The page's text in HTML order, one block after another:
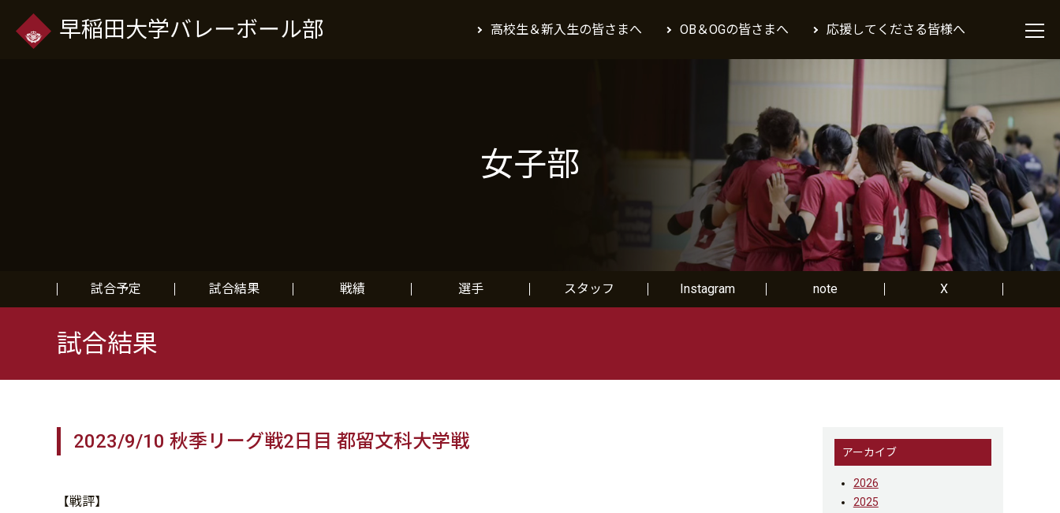
早稲田大学バレーボール部 高校生＆新入生の皆さまへ OB＆OGの皆さまへ 応援してくださる皆様へ
女子部
試合予定 試合結果 戦績 選手 スタッフ Instagram note X
試合結果
2023/9/10 秋季リーグ戦2日目 都留文科大学戦
【戦評】
アーカイブ
2026
2025